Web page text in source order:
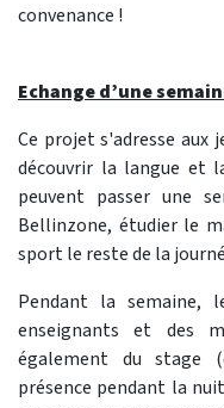
convenance !
Echange d’une
Ce projet s'adresse aux
découvrir la langue et
peuvent passer une
Bellinzone, étudier le
sport le reste de la
Pendant la semaine,
enseignants et des
également du stage
présence pendant la